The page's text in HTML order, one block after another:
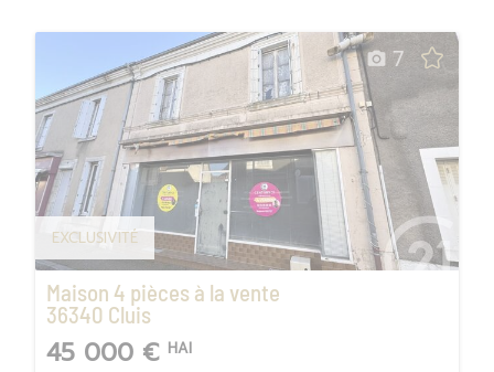
EXCLUSIVITÉ
7
Maison 4 pièces à la vente
36340 Cluis
45 000 € HAI